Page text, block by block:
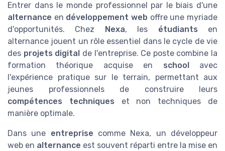
Entrer dans le monde professionnel par le biais d'une
alternance en développement web offre une myriade
d'opportunités. Chez
Nexa, les étudiants en
alternance jouent un rôle essentiel dans le cycle de vie
des projets digital de l'entreprise. Ce poste combine la
formation théorique acquise en school
avec
l'expérience pratique sur le terrain, permettant aux
jeunes professionnels de construire leurs
compétences techniques et non techniques de
manière optimale.
Dans une entreprise comme Nexa, un développeur
web en alternance est souvent réparti entre la mise en